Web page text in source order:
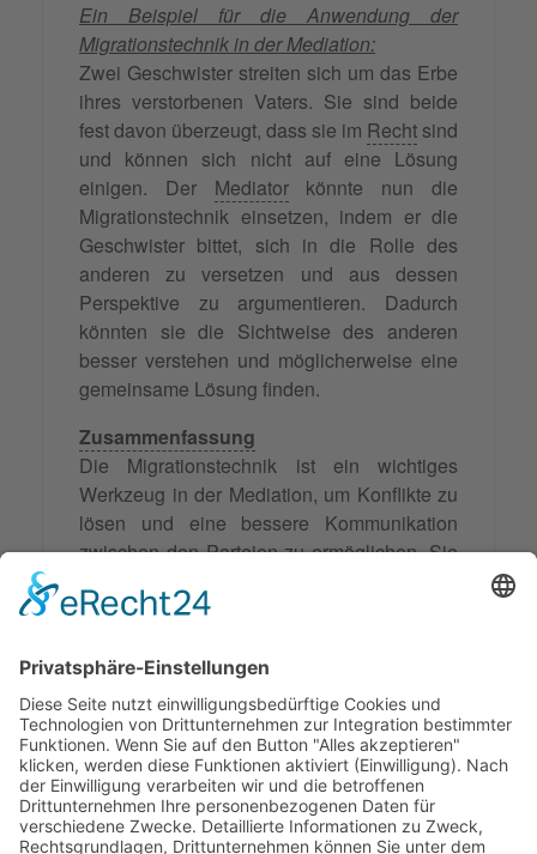
Ein Beispiel für die Anwendung der
Migrationstechnik in der Mediation:
Zwei Geschwister streiten sich um das Erbe
ihres verstorbenen Vaters. Sie sind beide
fest davon überzeugt, dass sie im Recht sind
und können sich nicht auf eine Lösung
einigen. Der Mediatorkönnte nun die
Migrationstechnik einsetzen, indem er die
Geschwister bittet, sich in die Rolle des
anderen zu versetzen und aus dessen
Perspektive zu argumentieren. Dadurch
könnten sie die Sichtweise des anderen
besser verstehen und möglicherweise eine
gemeinsame Lösung finden.
Zusammenfassung
Die Migrationstechnik ist ein wichtiges
Werkzeug in der Mediation, um Konflikte zu
lösen und eine bessere Kommunikation
zwischen den Parteien zu ermöglichen. Sie
starren Positionen aufgeben und offen für
Anwendung von Migrationstechniken kann
der Mediationsprozess effektiver gestaltet
werden und zu einer nachhaltigen Lösung
des Konflikts führen.